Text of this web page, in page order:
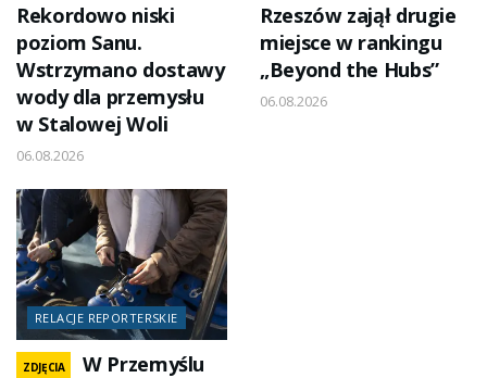
Rekordowo niski
poziom Sanu.
Wstrzymano dostawy
wody dla przemysłu
w Stalowej Woli
06.08.2026
Rzeszów zajął drugie
miejsce w rankingu
„Beyond the Hubs”
06.08.2026
RELACJE REPORTERSKIE
ZDJĘCIA
W Przemyślu